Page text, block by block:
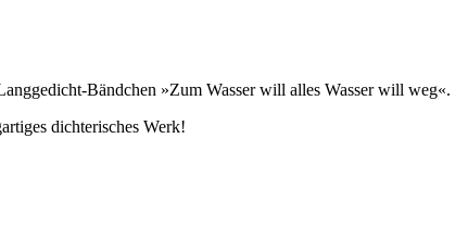
Bändchen »Zum Wasser will alles Wasser will weg«.
dichterisches Werk!